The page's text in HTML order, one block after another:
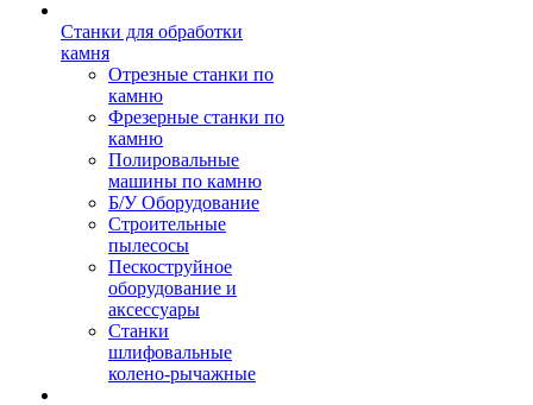
Станки для обработки
камня
Отрезные станки по
камню
Фрезерные станки по
камню
Полировальные
машины по камню
Б/У Оборудование
Строительные
пылесосы
Пескоструйное
оборудование и
аксессуары
Станки
шлифовальные
колено-рычажные